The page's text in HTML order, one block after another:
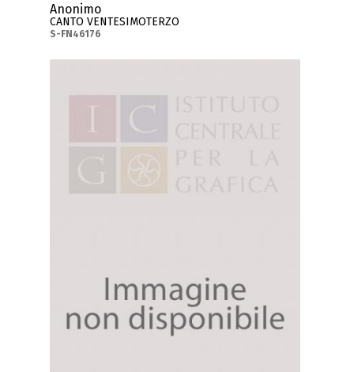
Anonimo
CANTO VENTESIMOTERZO
S-FN46176